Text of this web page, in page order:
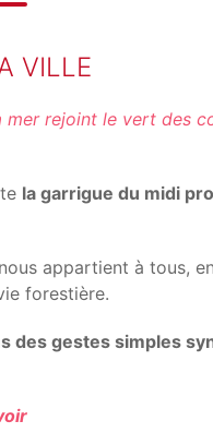
VILLE
mer rejoint le vert des
la garrigue du midi
appartient à tous,
forestière.
des gestes simples